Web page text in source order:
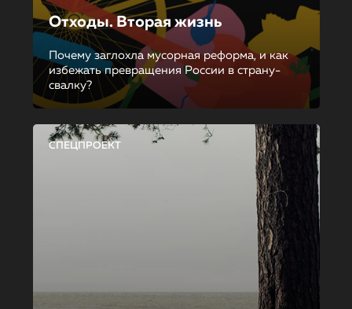
Отходы. Вторая жизнь
Почему заглохла мусорная реформа, и как
избежать превращения России в страну-
свалку?
СПЕЦПРОЕКТ